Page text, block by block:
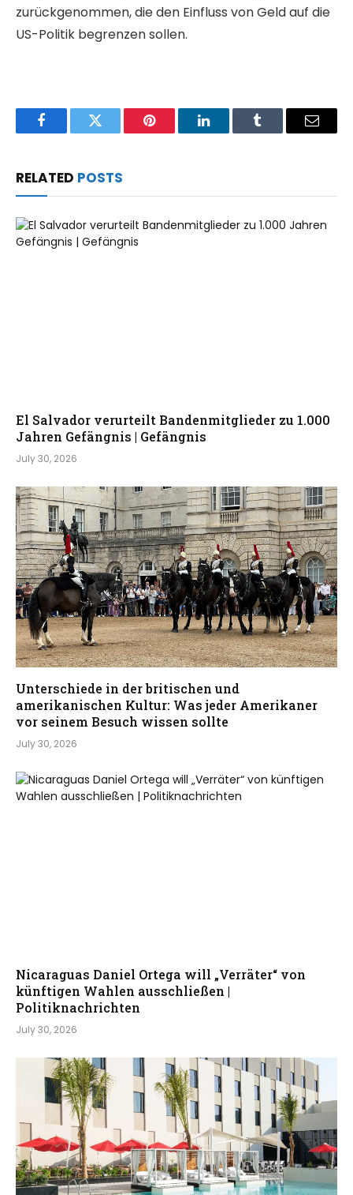
zurückgenommen, die den Einfluss von Geld auf die
US-Politik begrenzen sollen.
FacebookTwitter Pinterest LinkedInTumblr Email
RELATED POSTS
El Salvador verurteilt Bandenmitglieder zu 1.000
Jahren Gefängnis | Gefängnis
July 30, 2026
Unterschiede in der britischen und
amerikanischen Kultur: Was jeder Amerikaner
vor seinem Besuch wissen sollte
July 30, 2026
Nicaraguas Daniel Ortega will „Verräter“ von
künftigen Wahlen ausschließen |
Politiknachrichten
July 30, 2026